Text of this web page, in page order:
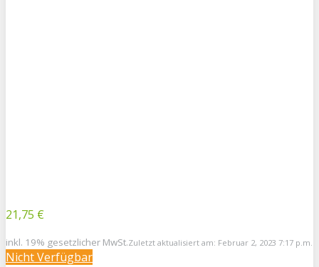
21,75 €
inkl. 19% gesetzlicher MwSt.Zuletzt aktualisiert am: Februar 2, 2023 7:17 p.m.
Nicht Verfügbar